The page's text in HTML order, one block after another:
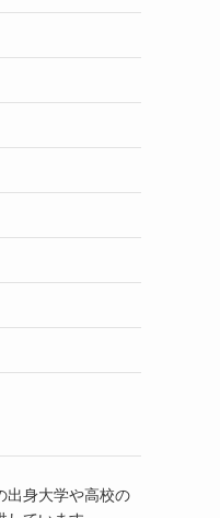
出身大学や高校の